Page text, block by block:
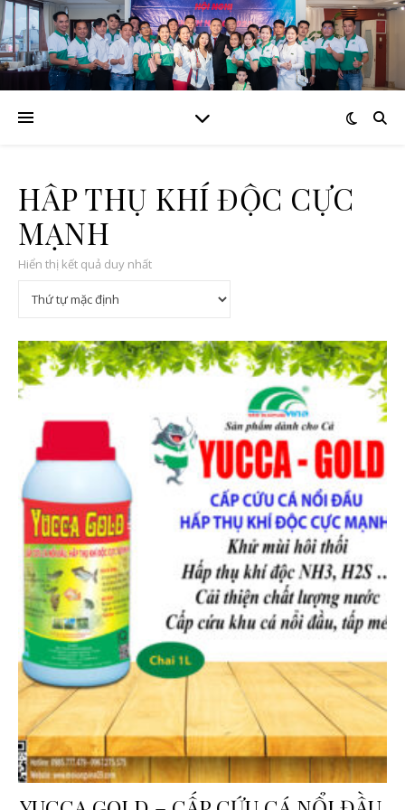
HẤP THỤ KHÍ ĐỘC CỰC
MẠNH
Hiển thị kết quả duy nhất